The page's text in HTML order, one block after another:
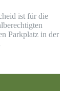
ist für die
Parkplatz in der